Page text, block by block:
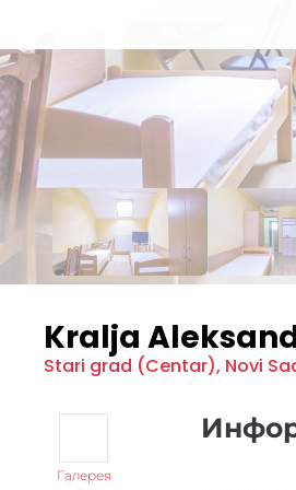
Kralja
Stari grad (Centar), Novi
Галерея